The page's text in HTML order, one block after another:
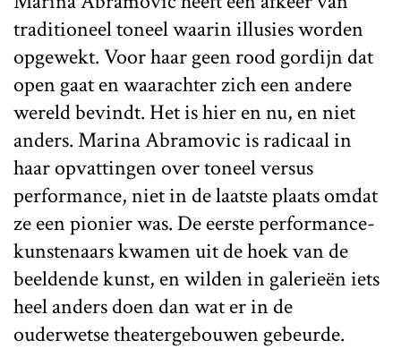
traditioneel toneel waarin illusies worden
opgewekt. Voor haar geen rood gordijn dat
open gaat en waarachter zich een andere
wereld bevindt. Het is hier en nu, en niet
anders. Marina Abramovic is radicaal in
haar opvattingen over toneel versus
performance, niet in de laatste plaats omdat
ze een pionier was. De eerste performance-
kunstenaars kwamen uit de hoek van de
beeldende kunst, en wilden in galerieën iets
heel anders doen dan wat er in de
ouderwetse theatergebouwen gebeurde.